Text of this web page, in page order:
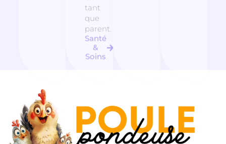
tant
que
parent.
Santé
&
Soins